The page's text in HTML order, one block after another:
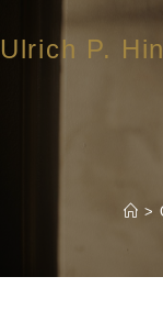
Ulrich P.
>